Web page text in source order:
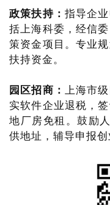
政策扶持： 指导企
括上海科委，经信
策资金项目。专业
扶持资金。
园区招商： 上海市
实软件企业退税，
地厂房免租。鼓励
供地址，辅导申报创